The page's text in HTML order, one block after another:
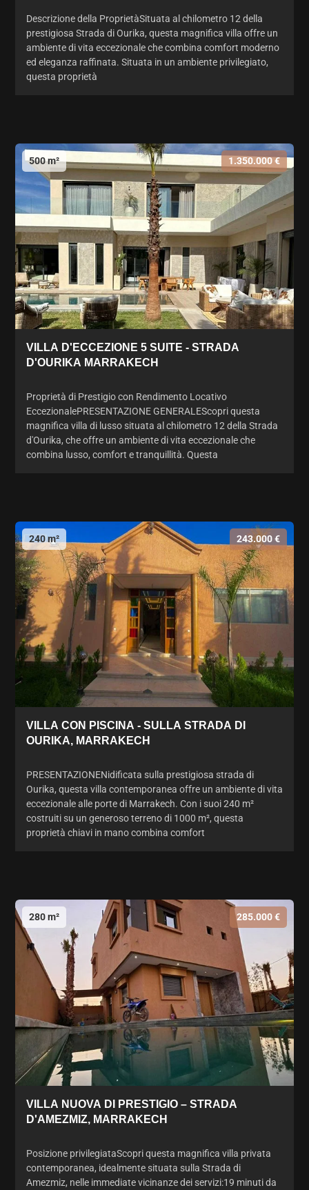
Descrizione della ProprietàSituata al chilometro 12 della
prestigiosa Strada di Ourika, questa magnifica villa offre un
ambiente di vita eccezionale che combina comfort moderno
ed eleganza raffinata. Situata in un ambiente privilegiato,
questa proprietà
500 m² 1.350.000 €
VILLA D'ECCEZIONE 5 SUITE - STRADA
D'OURIKA MARRAKECH
Proprietà di Prestigio con Rendimento Locativo
EccezionalePRESENTAZIONE GENERALEScopri questa
magnifica villa di lusso situata al chilometro 12 della Strada
d'Ourika, che offre un ambiente di vita eccezionale che
combina lusso, comfort e tranquillità. Questa
240 m² 243.000 €
VILLA CON PISCINA - SULLA STRADA DI
OURIKA, MARRAKECH
PRESENTAZIONENidificata sulla prestigiosa strada di
Ourika, questa villa contemporanea offre un ambiente di vita
eccezionale alle porte di Marrakech. Con i suoi 240 m²
costruiti su un generoso terreno di 1000 m², questa
proprietà chiavi in mano combina comfort
280 m² 285.000 €
VILLA NUOVA DI PRESTIGIO – STRADA
D'AMEZMIZ, MARRAKECH
Posizione privilegiataScopri questa magnifica villa privata
contemporanea, idealmente situata sulla Strada di
Amezmiz, nelle immediate vicinanze dei servizi:19 minuti da